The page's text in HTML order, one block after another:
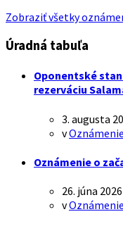
Zobraziť všetky
Úradná tabuľa
Oponentské
rezerváciu
3. augusta
vOznámenie
Oznámenie o
26. júna 2026
vOznámenie